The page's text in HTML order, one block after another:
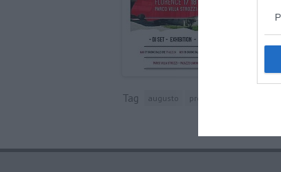
Tag augusto provincia di firenze